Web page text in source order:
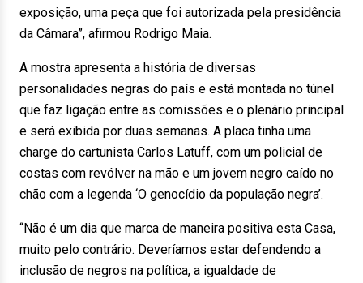
exposição, uma peça que foi autorizada pela presidência
da Câmara”, afirmou Rodrigo Maia.
A mostra apresenta a história de diversas
personalidades negras do país e está montada no túnel
que faz ligação entre as comissões e o plenário principal
e será exibida por duas semanas. A placa tinha uma
charge do cartunista Carlos Latuff, com um policial de
costas com revólver na mão e um jovem negro caído no
chão com a legenda ‘O genocídio da população negra’.
“Não é um dia que marca de maneira positiva esta Casa,
muito pelo contrário. Deveríamos estar defendendo a
inclusão de negros na política, a igualdade de